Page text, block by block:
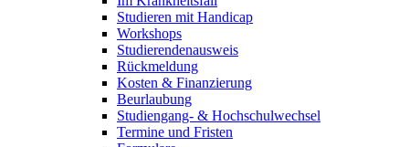
Studieren mit Handicap
Workshops
Studierendenausweis
Rückmeldung
Kosten & Finanzierung
Beurlaubung
Studiengang- & Hochschulwechsel
Termine und Fristen